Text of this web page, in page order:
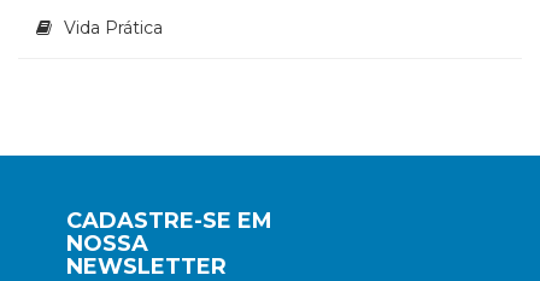
Vida Prática
CADASTRE-SE EM
NOSSA
NEWSLETTER